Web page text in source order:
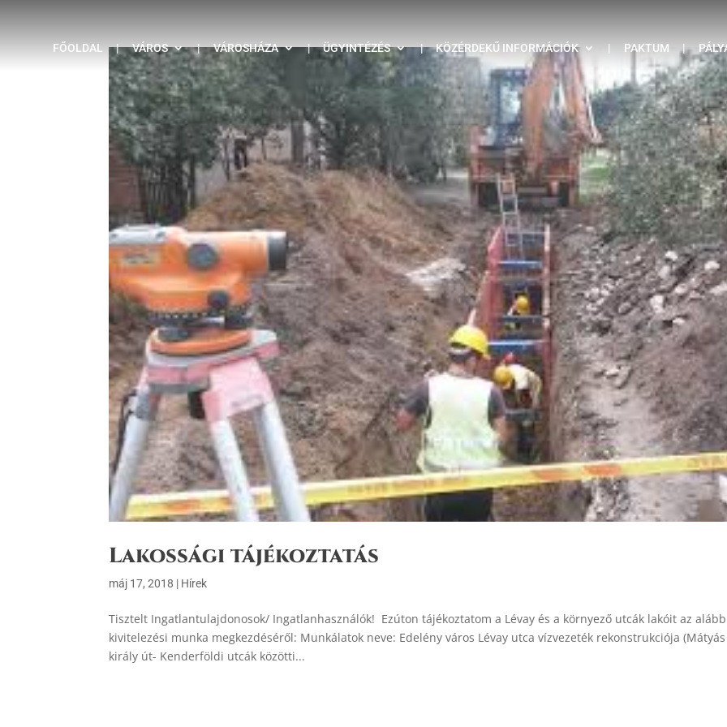
FŐOLDAL | VÁROS | VÁROSHÁZA | ÜGYINTÉZÉS | KÖZÉRDEKŰ INFORMÁCIÓK | PAKTUM |
Lakossági tájékoztatás
máj 17, 2018 | Hírek
Tisztelt Ingatlantulajdonosok/ Ingatlanhasználók! Ezúton tájékoztatom a Lévay és a környező utcák lakóit az
kivitelezési munka megkezdéséről: Munkálatok neve: Edelény város Lévay utca vízvezeték rekonstrukciója (Mátyás
király út- Kenderföldi utcák közötti...